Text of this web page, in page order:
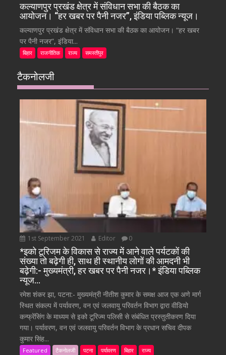
कल्याणपुर प्रखंड क्षेत्र में संविधान सभा की बैठक का
आयोजन। “हर खबर पर पैनी नजर”, इंडिया पब्लिक न्यूज।
कल्याणपुर प्रखंड क्षेत्र में संविधान सभा की बैठक का आयोजन। “हर खबर
पर पैनी नजर”, इंडिया...
बिहार राजनीतिक राज्य समस्तीपुर
टैकनोलजी
1st September 2021 Editor 0
*इको टूरिजम के विकास से राज्य में आने वाले पर्यटकों की
संख्या तो बढ़ेगी ही, साथ ही स्थानीय लोगों की आमदनी भी
बढ़ेगी:- मुख्यमंत्री, हर खबर पर पैनी नजर।* इंडिया पब्लिक
न्यूज…
रमेश शंकर झा, पटना:- मुख्यमंत्री नीतीश कुमार के समक्ष आज एक अणे मार्ग
स्थित संकल्प में पर्यावरण, वन एवं जलवायु परिवर्तन विभाग द्वारा वीडियो
कन्फ्रेंसिंग के माध्यम से इको टूरिज्म पलिसी से संबंधित प्रस्तुतीकरण दिया
गया। पर्यावरण, वन एवं जलवायु परिवर्तन विभाग के प्रधान सचिव दीपक
कुमार सिंह...
Featured टैकनोलजी पटना पर्यावरण बिहार राज्य